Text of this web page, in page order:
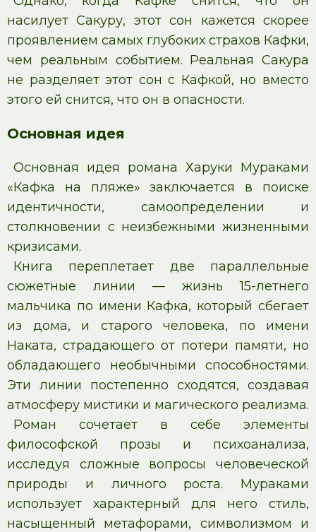
насилует Сакуру, этот сон кажется скорее
проявлением самых глубоких страхов Кафки,
чем реальным событием. Реальная Сакура
не разделяет этот сон с Кафкой, но вместо
этого ей снится, что он в опасности.
Основная идея
Основная идея романа Харуки Мураками
«Кафка на пляже» заключается в поиске
идентичности, самоопределении и
столкновении с неизбежными жизненными
кризисами.
Книга переплетает две параллельные
сюжетные линии — жизнь 15-летнего
мальчика по имени Кафка, который сбегает
из дома, и старого человека, по имени
Наката, страдающего от потери памяти, но
обладающего необычными способностями.
Эти линии постепенно сходятся, создавая
атмосферу мистики и магического реализма.
Роман сочетает в себе элементы
философской прозы и психоанализа,
исследуя сложные вопросы человеческой
природы и личного роста. Мураками
использует характерный для него стиль,
насыщенный метафорами, символизмом и